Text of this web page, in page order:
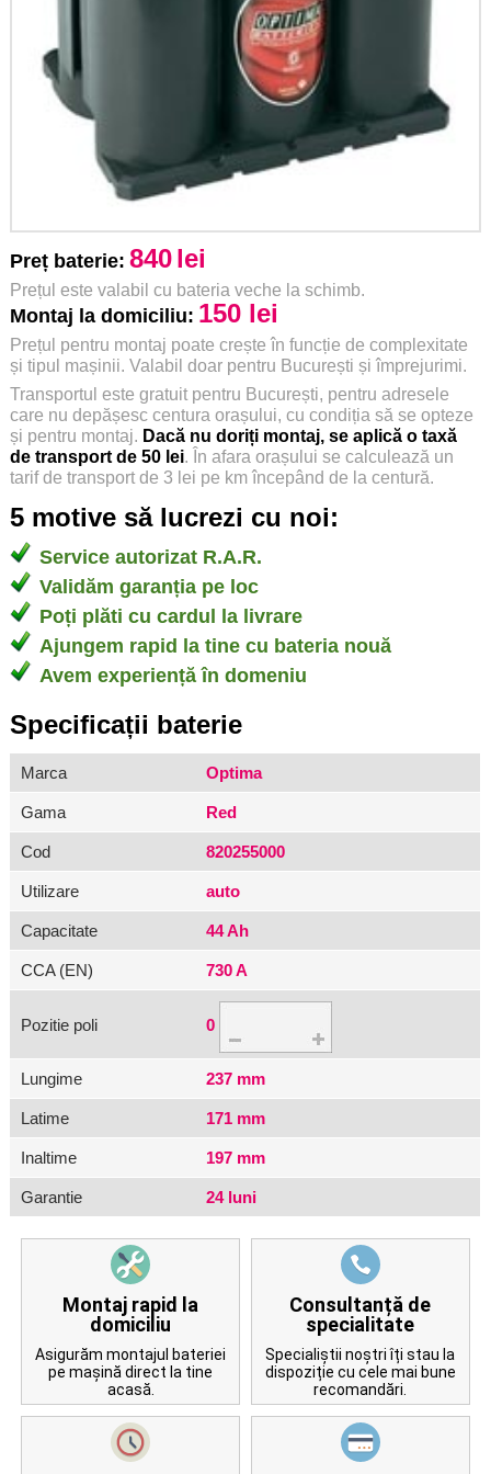
Preț baterie: 840lei
Prețul este valabil cu bateria veche la schimb.
Montaj la domiciliu: 150 lei
Prețul pentru montaj poate crește în funcție de complexitate
și tipul mașinii. Valabil doar pentru București și împrejurimi.
Transportul este gratuit pentru București, pentru adresele
care nu depășesc centura orașului, cu condiția să se opteze
și pentru montaj. Dacă nu doriți montaj, se aplică o taxă
de transport de 50 lei. În afara orașului se calculează un
tarif de transport de 3 lei pe km începând de la centură.
5 motive să lucrezi cu noi:
Service autorizat R.A.R.
Validăm garanția pe loc
Poți plăti cu cardul la livrare
Ajungem rapid la tine cu bateria nouă
Avem experiență în domeniu
Specificații baterie
Marca Optima
Gama Red
Cod 820255000
Utilizare auto
Capacitate 44 Ah
CCA (EN) 730 A
Pozitie poli 0
Lungime 237 mm
Latime 171 mm
Inaltime 197 mm
Garantie 24 luni
Montaj rapid la
domiciliu
Asigurăm montajul bateriei
pe mașină direct la tine
acasă.
Consultanță de
specialitate
Specialiștii noștri îți stau la
dispoziție cu cele mai bune
recomandări.